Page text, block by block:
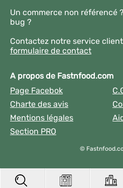
Un commerce non référencé
bug ?
Contactez notre service
formulaire de contact
A propos de Fastnfood.com
Page Facebok
Charte des avis
Mentions légales
Section PRO
©